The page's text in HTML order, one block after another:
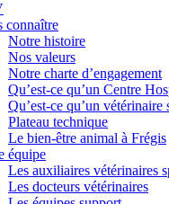
connaître
Notre histoire
Nos valeurs
Notre charte d’engagement
Qu’est-ce qu’un Centre
Qu’est-ce qu’un vétérinaire
Plateau technique
Le bien-être animal à Frégis
équipe
Les auxiliaires vétérinaires
Les docteurs vétérinaires